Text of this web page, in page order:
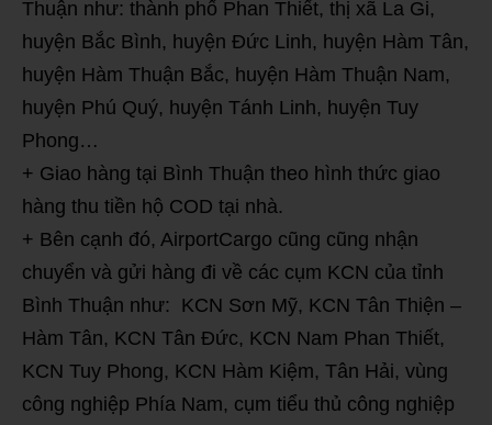
Thuận như: thành phố Phan Thiết, thị xã La Gi,
huyện Bắc Bình, huyện Đức Linh, huyện Hàm Tân,
huyện Hàm Thuận Bắc, huyện Hàm Thuận Nam,
huyện Phú Quý, huyện Tánh Linh, huyện Tuy
Phong…
+ Giao hàng tại Bình Thuận theo hình thức giao
hàng thu tiền hộ COD tại nhà.
+ Bên cạnh đó, AirportCargo cũng cũng nhận
chuyển và gửi hàng đi về các cụm KCN của tỉnh
Bình Thuận như: KCN Sơn Mỹ, KCN Tân Thiện –
Hàm Tân, KCN Tân Đức, KCN Nam Phan Thiết,
KCN Tuy Phong, KCN Hàm Kiệm, Tân Hải, vùng
công nghiệp Phía Nam, cụm tiểu thủ công nghiệp